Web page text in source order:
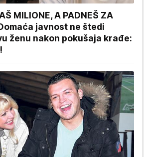
MILIONE, A PADNEŠ ZA
javnost ne štedi
ženu nakon pokušaja krađe: